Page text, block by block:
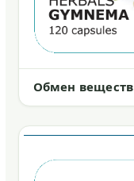
Обмен веществ